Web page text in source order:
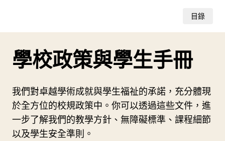
目錄
學校政策與學生手冊
我們對卓越學術成就與學生福祉的承諾，充分體現
於全方位的校規政策中。你可以透過這些文件，進
一步了解我們的教學方針、無障礙標準、課程細節
以及學生安全準則。